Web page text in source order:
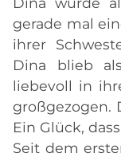
gerade mal
ihrer
Dina blieb
liebevoll in
großgezogen.
Ein Glück,
Seit dem